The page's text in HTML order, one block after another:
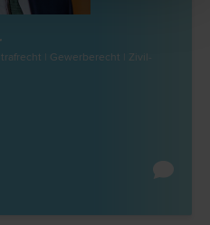
| Gewerbe­recht | Zivil­